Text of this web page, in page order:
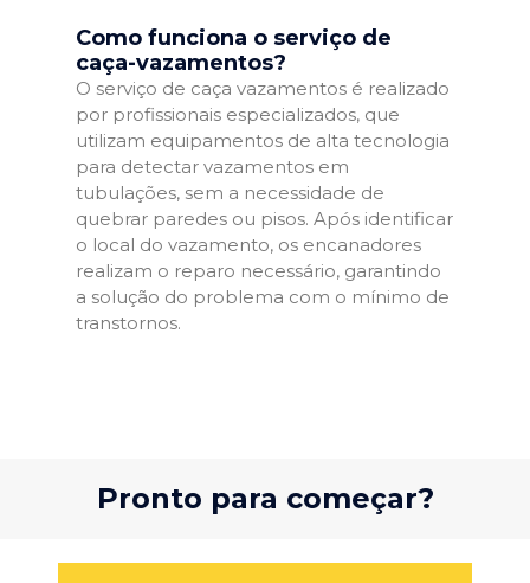
Como funciona o serviço de
caça-vazamentos?
O serviço de caça vazamentos é realizado
por profissionais especializados, que
utilizam equipamentos de alta tecnologia
para detectar vazamentos em
tubulações, sem a necessidade de
quebrar paredes ou pisos. Após identificar
o local do vazamento, os encanadores
realizam o reparo necessário, garantindo
a solução do problema com o mínimo de
transtornos.
Pronto para começar?